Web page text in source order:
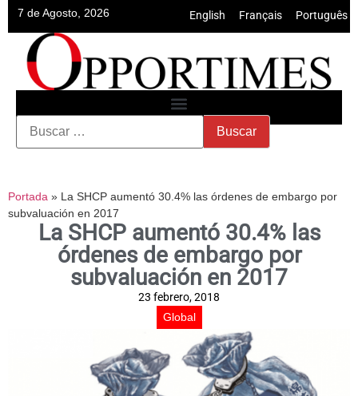
7 de Agosto, 2026 English Français Português
Portada » La SHCP aumentó 30.4% las órdenes de embargo por
subvaluación en 2017
La SHCP aumentó 30.4% las
órdenes de embargo por
subvaluación en 2017
23 febrero, 2018
Global